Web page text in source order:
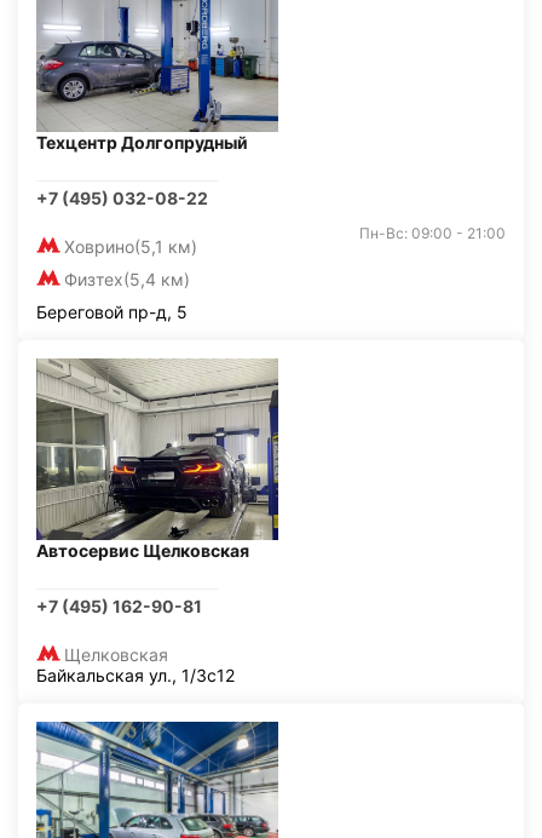
Техцентр Долгопрудный
+7 (495) 032-08-22
Ховрино(5,1 км)
Физтех(5,4 км)
Пн-Вс: 09:00 - 21:00
Береговой пр-д, 5
Автосервис Щелковская
+7 (495) 162-90-81
Щелковская
Байкальская ул., 1/3с12